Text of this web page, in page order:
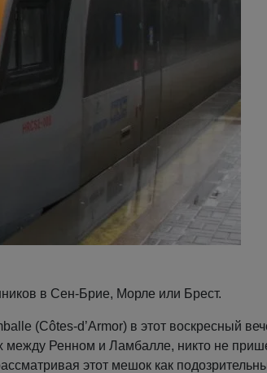
в Сен-Брие, Морле или Брест.
(Côtes-d’Armor) в этот воскресный
между Ренном и Ламбалле, никто не
этот мешок как